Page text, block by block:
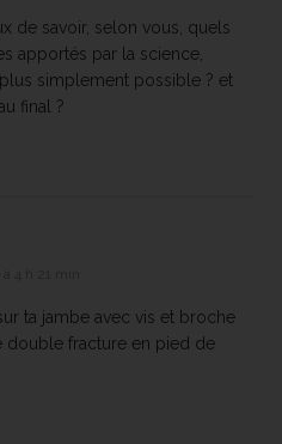
de savoir, selon vous, quels
apportés par la science,
simplement possible ? et
final ?
ta jambe avec vis et broche
double fracture en pied de